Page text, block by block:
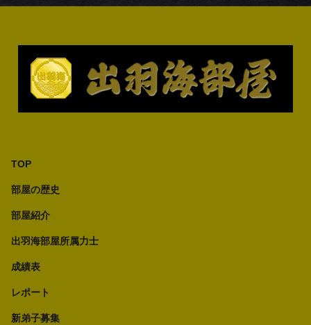
TOP
部屋の歴史
部屋紹介
出羽海部屋所属力士
成績表
レポート
新弟子募集